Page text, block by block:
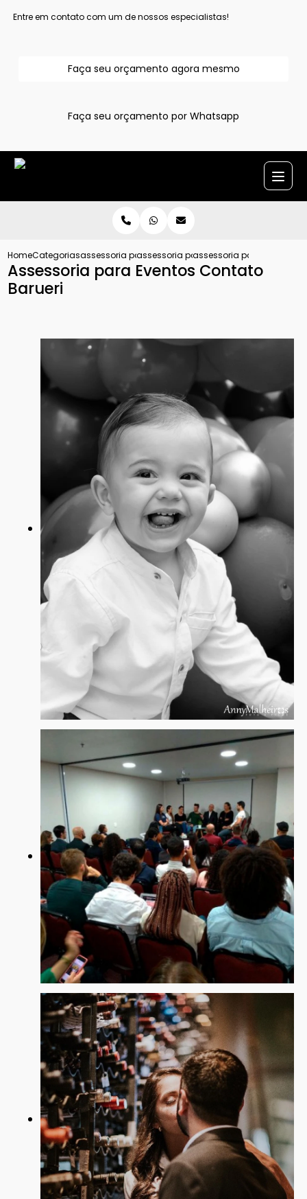
Entre em contato com um de nossos especialistas!
Faça seu orçamento agora mesmo
Faça seu orçamento por Whatsapp
HomeCategoriasassessoria para eventoassessoria para eventos sociais
assessoria para eventos
Assessoria para Eventos Contato
Barueri